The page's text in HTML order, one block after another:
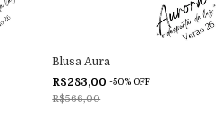
Blusa Aura
R$283,00-50% OFF
R$566,00